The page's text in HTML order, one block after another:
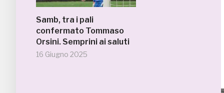
Samb, tra i pali
confermato Tommaso
Orsini. Semprini ai saluti
16 Giugno 2025